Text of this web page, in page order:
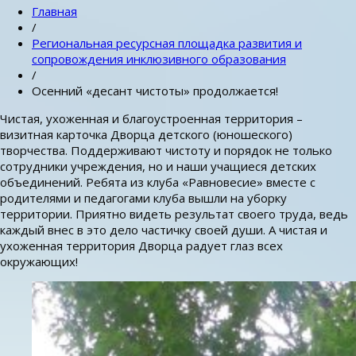
Главная
/
Pегиональная ресурсная площадка развития и
сопровождения инклюзивного образования
/
Осенний «десант чистоты» продолжается!
Чистая, ухоженная и благоустроенная территория –
визитная карточка Дворца детского (юношеского)
творчества. Поддерживают чистоту и порядок не только
сотрудники учреждения, но и наши учащиеся детских
объединений. Ребята из клуба «Равновесие» вместе с
родителями и педагогами клуба вышли на уборку
территории. Приятно видеть результат своего труда, ведь
каждый внес в это дело частичку своей души. А чистая и
ухоженная территория Дворца радует глаз всех
окружающих!